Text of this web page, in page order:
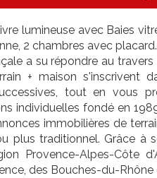
lumineuse avec Baies
2 chambres avec
a su répondre au
+ maison s'inscrivent
tout en vous
individuelles fondé en
immobilières de
plus traditionnel. Grâce à
Provence-Alpes-Côte
des Bouches-du-Rhône